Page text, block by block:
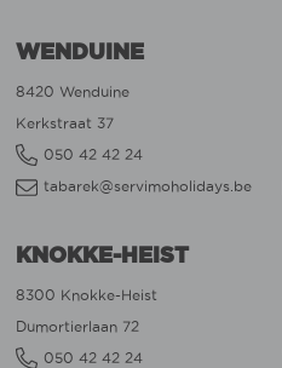
WENDUINE
8420 Wenduine
Kerkstraat 37
050 42 42 24
tabarek@servimoholidays.be
KNOKKE-HEIST
8300 Knokke-Heist
Dumortierlaan 72
050 42 42 24